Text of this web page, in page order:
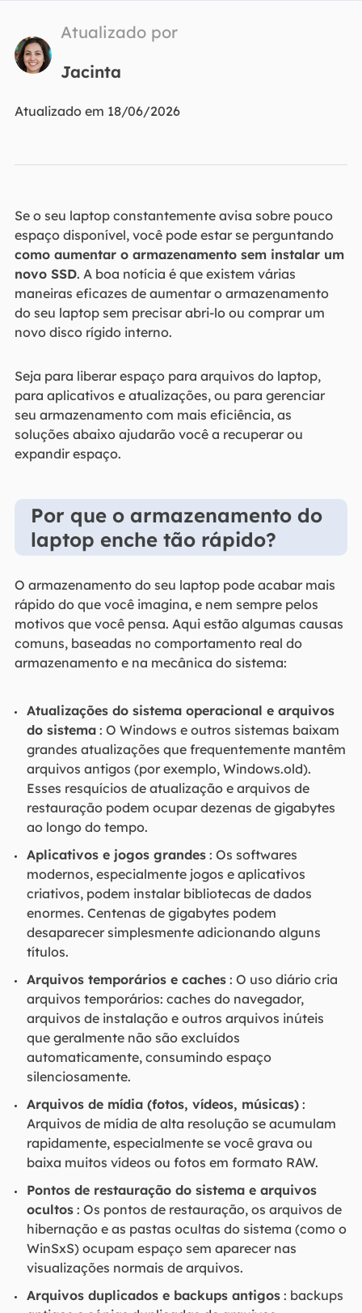
Atualizado por
Jacinta
Atualizado em 18/06/2026
Se o seu laptop constantemente avisa sobre pouco
espaço disponível, você pode estar se perguntando
como aumentar o armazenamento sem instalar um
novo SSD. A boa notícia é que existem várias
maneiras eficazes de aumentar o armazenamento
do seu laptop sem precisar abri-lo ou comprar um
novo disco rígido interno.
Seja para liberar espaço para arquivos do laptop,
para aplicativos e atualizações, ou para gerenciar
seu armazenamento com mais eficiência, as
soluções abaixo ajudarão você a recuperar ou
expandir espaço.
Por que o armazenamento do
laptop enche tão rápido?
O armazenamento do seu laptop pode acabar mais
rápido do que você imagina, e nem sempre pelos
motivos que você pensa. Aqui estão algumas causas
comuns, baseadas no comportamento real do
armazenamento e na mecânica do sistema:
Atualizações do sistema operacional e arquivos
do sistema: O Windows e outros sistemas baixam
grandes atualizações que frequentemente mantêm
arquivos antigos (por exemplo, Windows.old).
Esses resquícios de atualização e arquivos de
restauração podem ocupar dezenas de gigabytes
ao longo do tempo.
Aplicativos e jogos grandes: Os softwares
modernos, especialmente jogos e aplicativos
criativos, podem instalar bibliotecas de dados
enormes. Centenas de gigabytes podem
desaparecer simplesmente adicionando alguns
títulos.
Arquivos temporários e caches: O uso diário cria
arquivos temporários: caches do navegador,
arquivos de instalação e outros arquivos inúteis
que geralmente não são excluídos
automaticamente, consumindo espaço
silenciosamente.
Arquivos de mídia (fotos, vídeos, músicas):
Arquivos de mídia de alta resolução se acumulam
rapidamente, especialmente se você grava ou
baixa muitos vídeos ou fotos em formato RAW.
Pontos de restauração do sistema e arquivos
ocultos: Os pontos de restauração, os arquivos de
hibernação e as pastas ocultas do sistema (como o
WinSxS) ocupam espaço sem aparecer nas
visualizações normais de arquivos.
Arquivos duplicados e backups antigos: backups